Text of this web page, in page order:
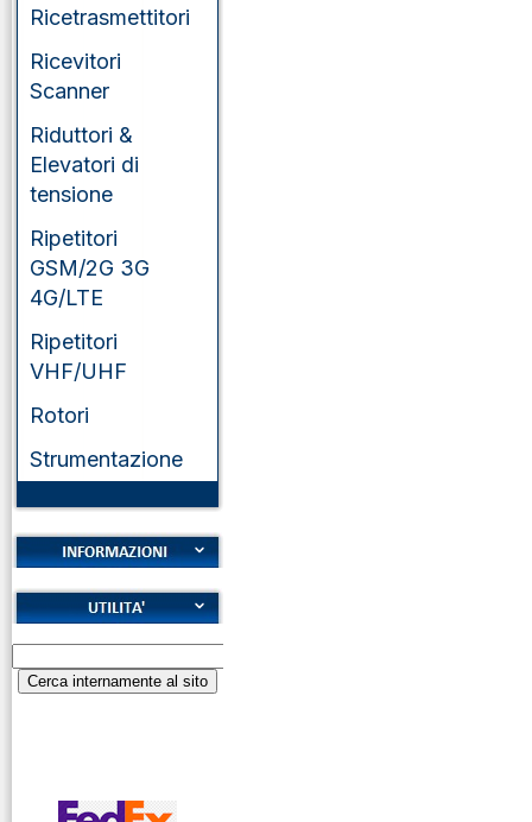
Ricetrasmettitori
Ricevitori
Scanner
Riduttori &
Elevatori di
tensione
Ripetitori
GSM/2G 3G
4G/LTE
Ripetitori
VHF/UHF
Rotori
Strumentazione
Cookies
Diritto di recesso
Garanzie
Alfabeto Fonetico
ICAO
Codice Q